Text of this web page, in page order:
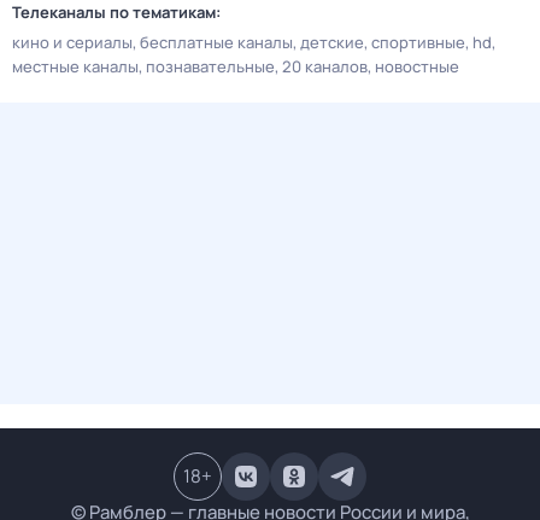
Телеканалы по тематикам:
кино и сериалы бесплатные каналы детские спортивные hd
местные каналы познавательные 20 каналов новостные
© Рамблер — главные новости России и мира,
18+